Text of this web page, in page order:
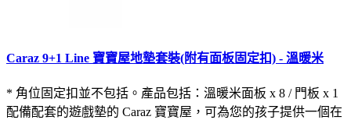
Caraz 9+1 Line 寶寶屋地墊套裝(附有面板固定扣) - 溫暖米
* 角位固定扣並不包括。產品包括：溫暖米面板 x 8 / 門板 x 1
配備配套的遊戲墊的 Caraz 寶寶屋，可為您的孩子提供一個在